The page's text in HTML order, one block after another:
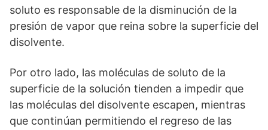
soluto es responsable de la disminución de la
presión de vapor que reina sobre la superficie del
disolvente.
Por otro lado, las moléculas de soluto de la
superficie de la solución tienden a impedir que
las moléculas del disolvente escapen, mientras
que continúan permitiendo el regreso de las